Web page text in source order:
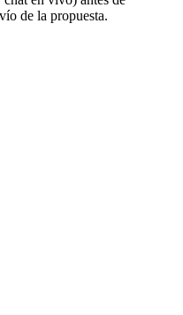
de la propuesta.